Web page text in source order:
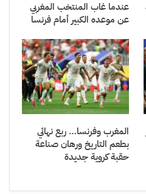
عندما غاب المنتخب المغربي
عن موعده الكبير أمام فرنسا
المغرب وفرنسا… ربع نهائي
بطعم التاريخ ورهان صناعة
حقبة كروية جديدة